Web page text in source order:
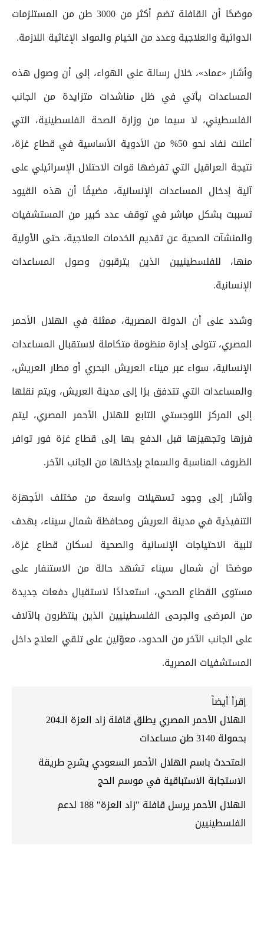
موضحًا أن القافلة تضم أكثر من 3000 طن من المستلزمات
الدوائية والعلاجية وعدد من الخيام والمواد الإغاثية اللازمة.
وأشار «عماد»، خلال رسالة على الهواء، إلى أن وصول هذه
المساعدات يأتي في ظل مناشدات متزايدة من الجانب
الفلسطيني، لا سيما من وزارة الصحة الفلسطينية، التي
أعلنت نفاد نحو 50% من الأدوية الأساسية في قطاع غزة،
نتيجة العراقيل التي تفرضها قوات الاحتلال الإسرائيلي على
آلية إدخال المساعدات الإنسانية، مضيفًا أن هذه القيود
تسببت بشكل مباشر في توقف عدد كبير من المستشفيات
والمنشآت الصحية عن تقديم الخدمات العلاجية، حتى الأولية
منها، للفلسطينيين الذين يترقبون وصول المساعدات
الإنسانية.
وشدد على أن الدولة المصرية، ممثلة في الهلال الأحمر
المصري، تتولى إدارة منظومة متكاملة لاستقبال المساعدات
الإنسانية، سواء عبر ميناء العريش البحري أو مطار العريش،
والمساعدات التي تتدفق برًا إلى مدينة العريش، ويتم نقلها
إلى المركز اللوجستي التابع للهلال الأحمر المصري، ليتم
فرزها وتجهيزها قبل الدفع بها إلى قطاع غزة فور توافر
الظروف المناسبة والسماح بإدخالها من الجانب الآخر.
وأشار إلى وجود تسهيلات واسعة من مختلف الأجهزة
التنفيذية في مدينة العريش ومحافظة شمال سيناء، بهدف
تلبية الاحتياجات الإنسانية والصحية لسكان قطاع غزة،
موضحًا أن شمال سيناء تشهد حالة من الاستنفار على
مستوى القطاع الصحي، استعدادًا لاستقبال دفعات جديدة
من المرضى والجرحى الفلسطينيين الذين ينتظرون بالآلاف
على الجانب الآخر من الحدود، معوّلين على تلقي العلاج داخل
المستشفيات المصرية.
إقرأ أيضاً
الهلال الأحمر المصري يطلق قافلة زاد العزة الـ204
بحمولة 3140 طن مساعدات
المتحدث باسم الهلال الأحمر السعودي يشرح طريقة
الاستجابة الاستباقية في موسم الحج
الهلال الأحمر يرسل قافلة "زاد العزة" 188 لدعم
الفلسطينيين